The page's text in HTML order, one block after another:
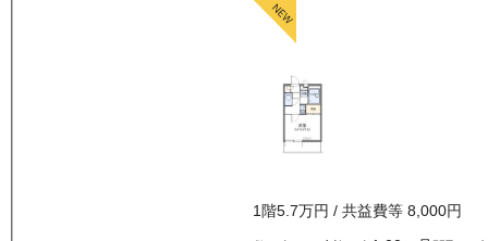
1 階5.7万円 / 共益費等 8,000円